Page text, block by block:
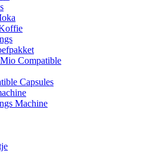
Compatible
Capsules
Machine